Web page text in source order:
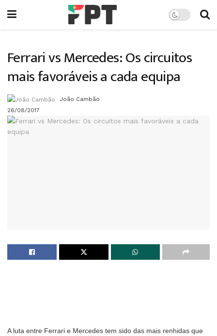
Ferrari vs Mercedes: Os circuitos
mais favoráveis a cada equipa
João Cambão
26/08/2017
A luta entre Ferrari e Mercedes tem sido das mais renhidas que